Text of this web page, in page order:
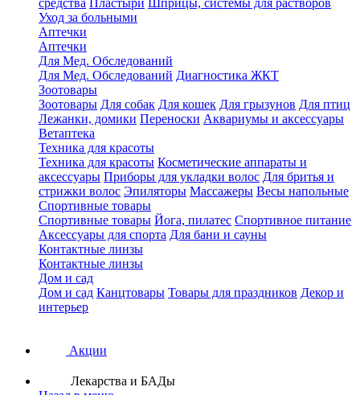
средства Пластыри Шприцы, системы для растворов
Уход за больными
Аптечки
Аптечки
Для Мед. Обследований
Для Мед. Обследований Диагностика ЖКТ
Зоотовары
Зоотовары Для собак Для кошек Для грызунов Для птиц
Лежанки, домики Переноски Аквариумы и аксессуары
Ветаптека
Техника для красоты
Техника для красоты Косметические аппараты и
аксессуары Приборы для укладки волос Для бритья и
стрижки волос Эпиляторы Массажеры Весы напольные
Спортивные товары
Спортивные товары Йога, пилатес Спортивное питание
Аксессуары для спорта Для бани и сауны
Контактные линзы
Контактные линзы
Дом и сад
Дом и сад Канцтовары Товары для праздников Декор и
интерьер
Акции
Лекарства и БАДы